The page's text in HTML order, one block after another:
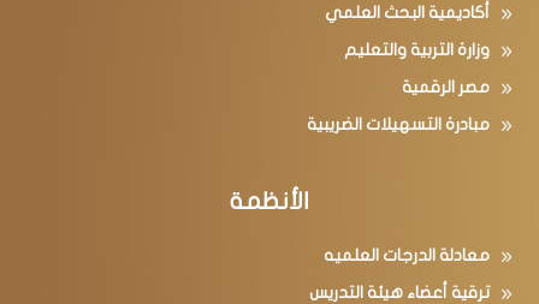
أكاديمية البحث العلمي
وزارة التربية والتعليم
مصر الرقمية
مبادرة التسهيلات الضريبية
الأنظمة
معادلة الدرجات العلميه
ترقية أعضاء هيئة التدريس